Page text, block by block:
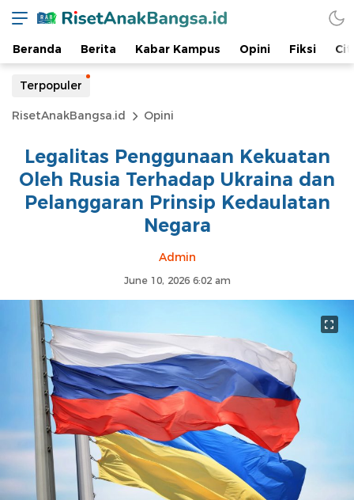
Beranda Berita Kabar Kampus Opini Fiksi
Terpopuler
RisetAnakBangsa.id Opini
Legalitas Penggunaan Kekuatan
Oleh Rusia Terhadap Ukraina dan
Pelanggaran Prinsip Kedaulatan
Negara
Admin
June 10, 2026 6:02 am